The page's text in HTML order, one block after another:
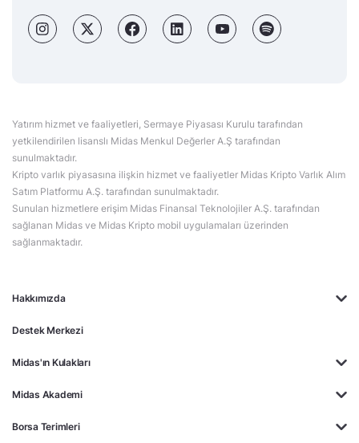
Hakkımızda
Destek Merkezi
Midas'ın Kulakları
Midas Akademi
Borsa Terimleri
Yatırım hizmet ve faaliyetleri, Sermaye Piyasası Kurulu tarafından
yetkilendirilen lisanslı Midas Menkul Değerler A.Ş tarafından
sunulmaktadır.
Kripto varlık piyasasına ilişkin hizmet ve faaliyetler Midas Kripto Varlık Alım
Satım Platformu A.Ş. tarafından sunulmaktadır.
Sunulan hizmetlere erişim Midas Finansal Teknolojiler A.Ş. tarafından
sağlanan Midas ve Midas Kripto mobil uygulamaları üzerinden
sağlanmaktadır.